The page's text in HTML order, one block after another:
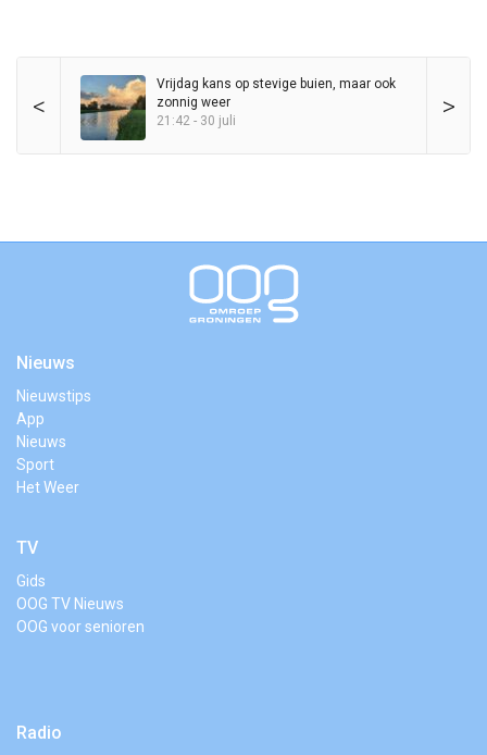
< >
Vrijdag kans op stevige buien, maar ook
zonnig weer
21:42 - 30 juli
Nieuws
Nieuwstips
App
Nieuws
Sport
Het Weer
TV
Gids
OOG TV Nieuws
OOG voor senioren
Radio